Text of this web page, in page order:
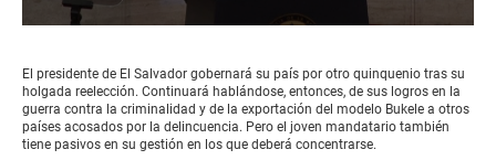
of
3
minutes,
30
seconds
El presidente de El Salvador gobernará su país por otro quinquenio tras su
holgada reelección. Continuará hablándose, entonces, de sus logros en la
guerra contra la criminalidad y de la exportación del modelo Bukele a otros
países acosados por la delincuencia. Pero el joven mandatario también
tiene pasivos en su gestión en los que deberá concentrarse.